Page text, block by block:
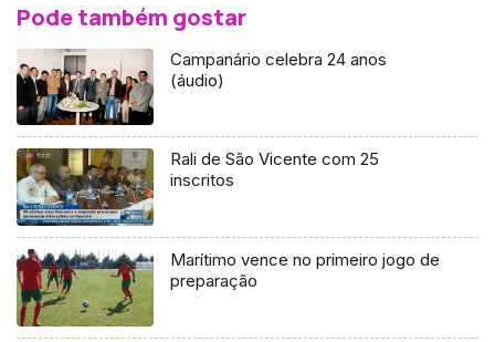
Pode também gostar
Campanário celebra 24 anos
(áudio)
Rali de São Vicente com 25
inscritos
Marítimo vence no primeiro jogo de
preparação